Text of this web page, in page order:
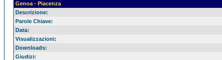
Genoa - Piacenza
Descrizione:
Parole Chiave:
Data:
Visualizzazioni:
Downloads:
Giudizi: